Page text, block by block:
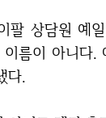
름이 아니다
다.